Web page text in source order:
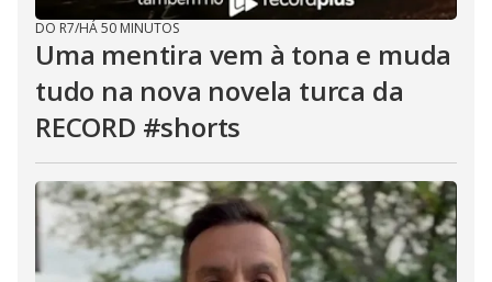
DO R7/HÁ 50 MINUTOS
Uma mentira vem à tona e muda
tudo na nova novela turca da
RECORD #shorts